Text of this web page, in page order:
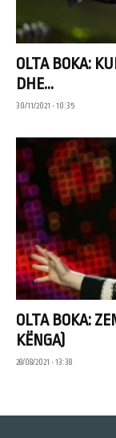
OLTA BOKA:
DHE...
30/11/2021 • 10:35
OLTA BOKA:
KËNGA)
28/08/2021 • 13:38